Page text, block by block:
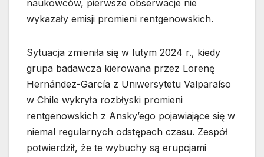
naukowców, pierwsze obserwacje nie
wykazały emisji promieni rentgenowskich.
Sytuacja zmieniła się w lutym 2024 r., kiedy
grupa badawcza kierowana przez Lorenę
Hernández-García z Uniwersytetu Valparaíso
w Chile wykryła rozbłyski promieni
rentgenowskich z Ansky’ego pojawiające się w
niemal regularnych odstępach czasu. Zespół
potwierdził, że te wybuchy są erupcjami